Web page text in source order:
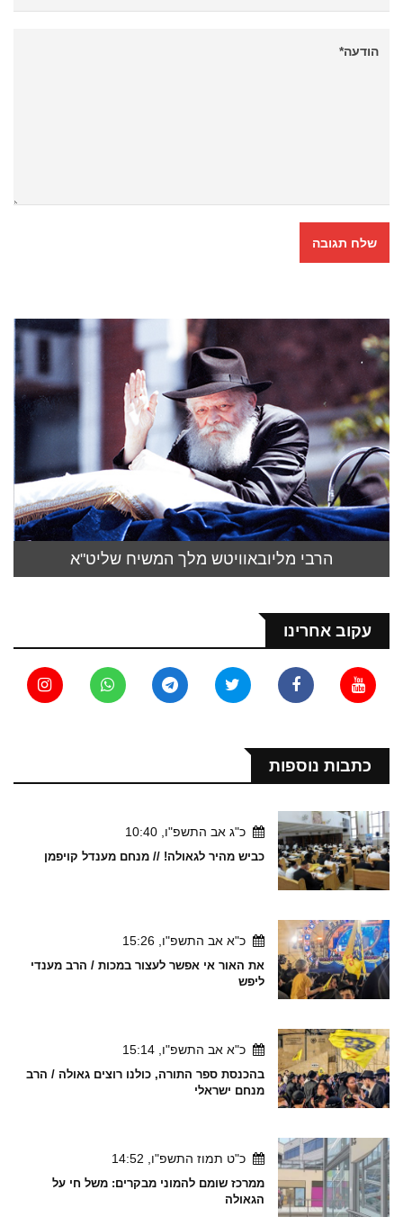
הרבי מליובאוויטש מלך המשיח שליט"א
עקוב אחרינו
כתבות נוספות
כ"ג אב התשפ"ו, 10:40
כביש מהיר לגאולה! // מנחם מענדל קויפמן
כ"א אב התשפ"ו, 15:26
את האור אי אפשר לעצור במכות / הרב מענדי
ליפש
כ"א אב התשפ"ו, 15:14
בהכנסת ספר התורה, כולנו רוצים גאולה / הרב
מנחם ישראלי
כ"ט תמוז התשפ"ו, 14:52
ממרכז שומם להמוני מבקרים: משל חי על
הגאולה